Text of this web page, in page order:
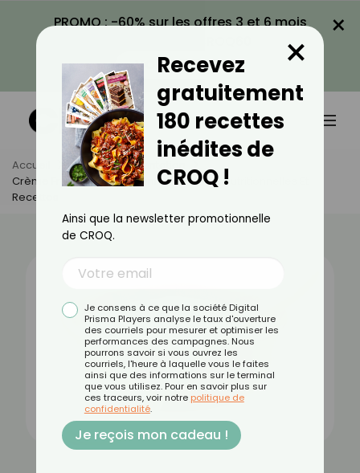
PROMO : -60% sur les offres 3 et 6 mois
VOIR LA PROMO
×
Accueil Actus
Alimentation
Crème Fraîche À 20% : Bienfaits, Valeurs Nutritionnelles Et
Recettes
Recevez
gratuitement
180 recettes
inédites de
CROQ !
×
Ainsi que la newsletter promotionnelle
de CROQ.
Je consens à ce que la société Digital
Prisma Players analyse le taux d'ouverture
des courriels pour mesurer et optimiser les
performances des campagnes. Nous
pourrons savoir si vous ouvrez les
courriels, l'heure à laquelle vous le faites
ainsi que des informations sur le terminal
que vous utilisez. Pour en savoir plus sur
ces traceurs, voir notre politique de
confidentialité.
Je reçois mon cadeau !